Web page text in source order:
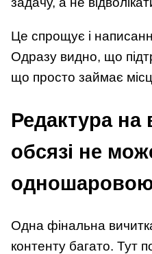
Це спрощує і
Одразу видно, що
що просто займає
Редактура на
обсязі не
Одна фінальна
контенту багато. Тут